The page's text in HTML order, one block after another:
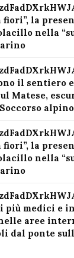
fiori”, la
nella
il sentiero
Matese,
alpino
fiori”, la
nella
più medici e
aree
dal ponte